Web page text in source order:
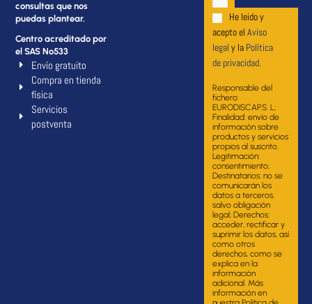
consultas que nos
puedas plantear.
Centro acreditado por
el SAS Nº533
Envío gratuito
Compra en tienda
física
Servicios
postventa
He leido y
acepto el Aviso
legal y la Política
de privacidad.
Responsable del
fichero:
EURODISCAP.S. L;
Finalidad: envío de
información sobre
productos y servicios
propios al suscrito.
Legitimación:
consentimiento;
Destinatarios: no se
comunicarán los
datos a terceros,
salvo obligación
legal; Derechos:
acceder, rectificar y
suprimir los datos, así
como otros
derechos, como se
explica en la
información
adicional. Más
información en